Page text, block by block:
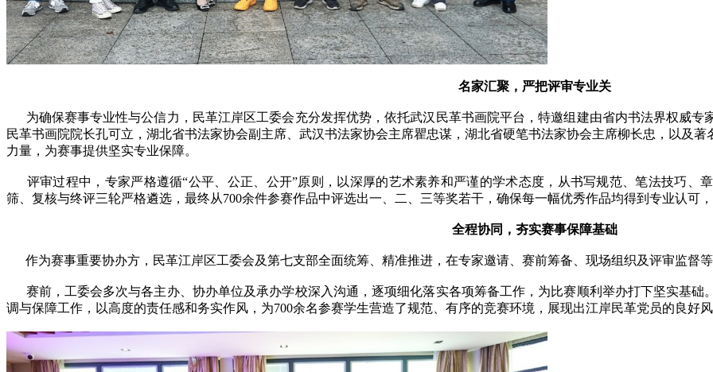
名家汇聚，严把评审专业关
为确保赛事专业性与公信力，民革江岸区工委会充分发挥优势，依托武汉民革书画院平台，特邀组建由省内书法界权威专
民革书画院院长孔可立，湖北省书法家协会副主席、武汉书法家协会主席瞿忠谋，湖北省硬笔书法家协会主席柳长忠，以及
力量，为赛事提供坚实专业保障。
评审过程中，专家严格遵循“公平、公正、公开”原则，以深厚的艺术素养和严谨的学术态度，从书写规范、笔法技巧、
筛、复核与终评三轮严格遴选，最终从700余件参赛作品中评选出一、二、三等奖若干，确保每一幅优秀作品均得到专业认可
全程协同，夯实赛事保障基础
作为赛事重要协办方，民革江岸区工委会及第七支部全面统筹、精准推进，在专家邀请、赛前筹备、现场组织及评审监督
赛前，工委会多次与各主办、协办单位及承办学校深入沟通，逐项细化落实各项筹备工作，为比赛顺利举办打下坚实基础
调与保障工作，以高度的责任感和务实作风，为700余名参赛学生营造了规范、有序的竞赛环境，展现出江岸民革党员的良好风